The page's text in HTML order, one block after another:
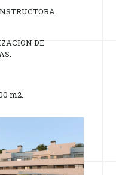
DE
m2.